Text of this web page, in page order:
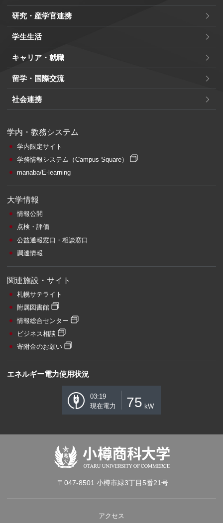
研究・産学官連携
学生生活
キャリア・就職
留学・国際交流
社会連携
学内・教務システム
学内限定サイト
学務情報システム （Campus Square）
manaba/E-learning
大学情報
情報公開
点検・評価
公益通報窓口・相談窓口
調達情報
関連施設・サイト
札幌サテライト
附属図書館
情報総合センター
ビジネス相談
寄附金のお願い
エネルギー電力使用状況
03:19
現在電力
75 kW
〒047-8501 小樽市緑3丁目5番21号
アクセス